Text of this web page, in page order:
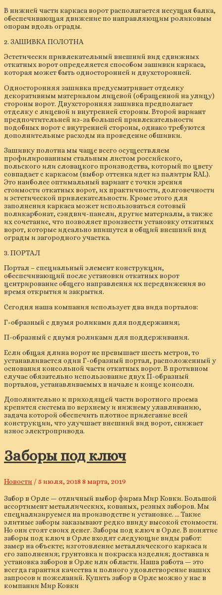
В нижней части каркаса ворот располагается несущая балка,
обеспечивающая движение по направляющим роликовым
опорам вдоль ограды.
2. ЗАШИВКА ПОЛОТНА
Эстетически привлекательный внешний вид сдвижных
откатных ворот определяется способом зашивки каркаса,
которая может быть односторонней и двухсторонней.
Односторонняя зашивка предусматривает отделку
декоративным материалом лицевой (обращенной на улицу)
стороны ворот. Двухсторонняя зашивка предполагает
отделку с лицевой и внутренней стороны. Второй вариант
предпочтительней из-за большей привлекательности
подобных ворот с внутренней стороны, однако требуются
дополнительные расходы на проведение обшивки.
Зашивку полотна мы чаще всего осуществляем
профилированным стальным листом российского,
польского или словацкого производства, который по цвету
совпадает с каркасом (выбор оттенка идет из палитры RAL).
Это наиболее оптимальный вариант с точки зрения
стоимости откатных ворот, их практичности, долговечности
и эстетической привлекательности. Кроме этого для
заполнения каркаса может использоваться сотовый
поликарбонат, сэндвич-панели, другие материалы, а также
их сочетание, что позволяет произвести установку откатных
ворот, которые идеально впишутся в общий внешний вид
ограды и загородного участка.
3. ПОРТАЛ
Портал – специальный элемент конструкции,
обеспечивающий после установки откатных ворот
центрирование общего направления их передвижения во
время открытия и закрытия.
Cегодня наша компания использует два вида порталов:
Г-образный с двумя роликами для поддержания;
П-образный с двумя роликами для поддерживания.
Если общая длина ворот не превышает шесть метров, то
устанавливается один Г-образный портал, расположенный у
основания консольной части откатных ворот. В противном
случае обязательно использование двух П-образный
порталов, устанавливаемых в начале и конце консоли.
Дополнительно к приходящей части воротного проема
крепится система по верхнему и нижнему улавливанию,
задача которой обеспечить плотное прилегание всей
конструкции, что улучшает внешний вид ворот, снижает
износ электропривода.
Заборы под ключ
Новости / 5 июля, 2018 8 марта, 2019
Забор в Орле — отличный выбор фирма Мир Ковки. Большой
ассортимент металлических, кованых, резных заборов. Мы
специализируемся на производстве и установке. … Такие
элитные заборы заказывают редко ввиду высокой стоимости.
Но они стоят своих денег. Заборы под ключ в Орле. В понятие
заборы под ключ в Орле входят следующие виды работ:
замер на объекте; изготовление металлического каркаса и
его заполнения; грунтовка и покраска изделия; доставка и
установка заборов в Орле или области. Наша работа — это
всегда гарантия качества и полного удовлетворение ваших
запросов и пожеланий. Купить забор в Орле можно у нас в
компании Мир Ковки